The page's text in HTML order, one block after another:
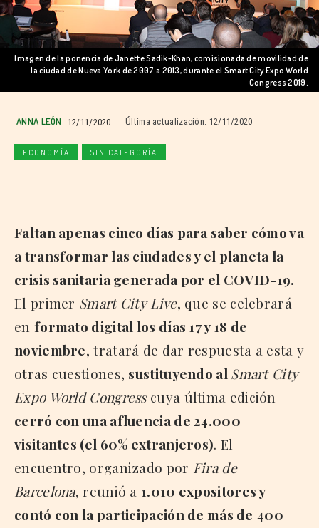
Imagen de la ponencia de Janette Sadik-Khan, comisionada de movilidad de
la ciudad de Nueva York de 2007 a 2013, durante el Smart City Expo World
Congress 2019.
ANNA LEÓN 12/11/2020 Última actualización: 12/11/2020
ECONOMÍA SIN CATEGORÍA
Faltan apenas cinco días para saber cómo va
a transformar las ciudades y el planeta la
crisis sanitaria generada por el COVID-19.
El primer Smart City Live, que se celebrará
en formato digital los días 17 y 18 de
noviembre, tratará de dar respuesta a esta y
otras cuestiones, sustituyendo alSmart City
Expo World Congresscuya última edición
cerró con una afluencia de 24.000
visitantes (el 60% extranjeros). El
encuentro, organizado por Fira de
Barcelona, reunió a 1.010 expositores y
contó con la participación de más de 400